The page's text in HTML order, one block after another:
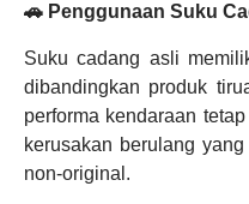
🚗 Penggunaan Suku
Suku cadang asli
dibandingkan produk
performa kendaraan
kerusakan berulang
non-original.